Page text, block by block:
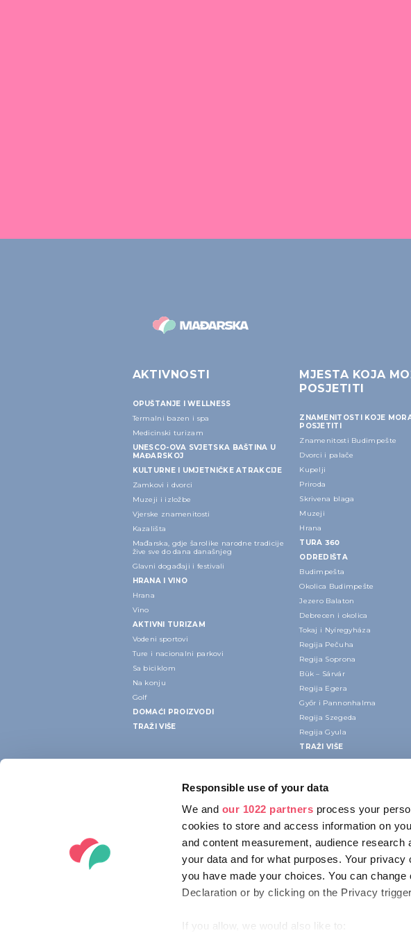
Responsible use of your data
We and our 1022 partners process your
cookies to store and access information on
and content measurement, audience
your data and for what purposes. Your
you have made your choices. You can
Declaration or by clicking on the Privacy
If you allow, we would also like to:
AKTIVNOSTI
OPUŠTANJE I WELLNESS
Termalni bazen i spa
Medicinski turizam
UNESCO-OVA SVJETSKA BAŠTINA U
MAĐARSKOJ
KULTURNE I UMJETNIČKE ATRAKCIJE
Zamkovi i dvorci
Muzeji i izložbe
Vjerske znamenitosti
Kazališta
Mađarska, gdje šarolike narodne tradicije
žive sve do dana današnjeg
Glavni događaji i festivali
HRANA I VINO
Hrana
Vino
AKTIVNI TURIZAM
Vodeni sportovi
Ture i nacionalni parkovi
Sa biciklom
Na konju
Golf
DOMAĆI PROIZVODI
TRAŽI VIŠE
MJESTA KOJA
POSJETITI
ZNAMENITOSTI KOJE
POSJETITI
Znamenitosti Budimpešte
Dvorci i palače
Kupelji
Priroda
Skrivena blaga
Muzeji
Hrana
TURA 360
ODREDIŠTA
Budimpešta
Okolica Budimpešte
Jezero Balaton
Debrecen i okolica
Tokaj i Nyíregyháza
Regija Pečuha
Regija Soprona
Bük – Sárvár
Regija Egera
Győr i Pannonhalma
Regija Szegeda
Regija Gyula
TRAŽI VIŠE
KONTAKT
Alkotás utca 19